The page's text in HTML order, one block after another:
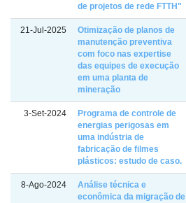
de projetos de rede FTTH"
21-Jul-2025
Otimização de planos de
manutenção preventiva
com foco nas expertise
das equipes de execução
em uma planta de
mineração
3-Set-2024
Programa de controle de
energias perigosas em
uma indústria de
fabricação de filmes
plásticos: estudo de caso.
8-Ago-2024
Análise técnica e
econômica da migração de